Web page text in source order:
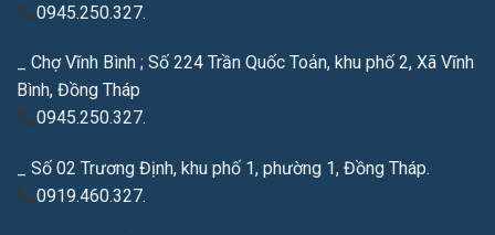
0945.250.327.
_ Chợ Vĩnh Bình ; Số 224 Trần Quốc Toản, khu phố 2, Xã Vĩnh
Bình, Đồng Tháp
0945.250.327.
_ Số 02 Trương Định, khu phố 1, phường 1, Đồng Tháp.
0919.460.327.